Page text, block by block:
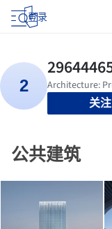
登录
关注
公共建筑